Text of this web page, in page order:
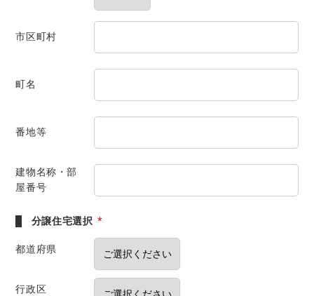
市区町村
町名
番地等
建物名称・部
屋番号
分譲住宅選択 *
都道府県
行政区